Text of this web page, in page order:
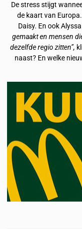
De stress stijgt
de kaart van Europa.
Daisy. En ook
gemaakt en mensen
dezelfde regio zitten”,
naast? En welke